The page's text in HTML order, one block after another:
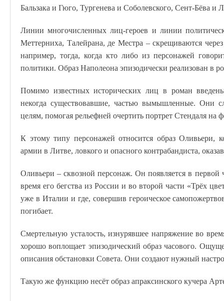
Бальзака и Гюго, Тургенева и Соболевского, Сент-Бёва и
Линии многочисленных лиц-героев и линии
Меттерниха, Талейрана, де Местра – скрещиваются
например, тогда, когда кто либо из персонажей
политики. Образ Наполеона эпизодически реализован в
Помимо известных исторических лиц в роман
некогда существовавшие, частью вымышленные. Они
целям, помогая рельефней очертить портрет Стендаля на
К этому типу персонажей относится образ Оливьери,
армии в Литве, ловкого и опасного контрабандиста,
Оливьери – сквозной персонаж. Он появляется в первой
время его бегства из России и во второй части «Трёх
уже в Италии и где, совершив героическое
погибает.
Смертельную усталость, изнурявшее напряжение во
хорошо воплощает эпизодический образ часового.
описания обстановки Совета. Они создают нужный
Такую же функцию несёт образ апраксинского кучера